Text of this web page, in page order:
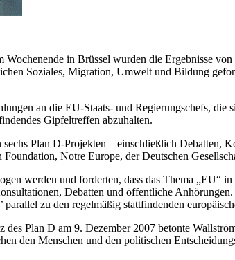
Wochenende in Brüssel wurden die Ergebnisse
Soziales, Migration, Umwelt und Bildung
an die EU-Staats- und Regierungschefs,
Gipfeltreffen abzuhalten.
sechs Plan D-Projekten – einschließlich
Notre Europe, der Deutschen
werden und forderten, dass das Thema „EU“
Debatten und öffentliche
parallel zu den regelmäßig stattfindenden
Plan D am 9. Dezember 2007 betonte
den Menschen und den politischen